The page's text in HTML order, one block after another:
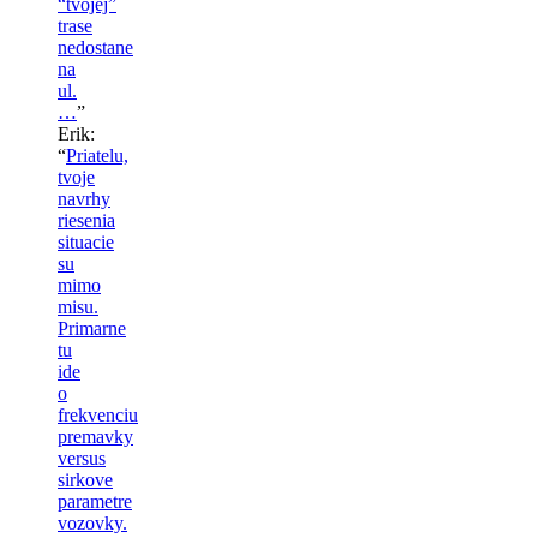
trase
nedostane
na
ul.
…”
Erik:
“Priatelu,
tvoje
navrhy
riesenia
situacie
su
mimo
misu.
Primarne
tu
ide
o
frekvenciu
premavky
versus
sirkove
parametre
vozovky.